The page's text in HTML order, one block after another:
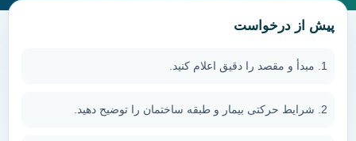
پیش از درخواست
مبدأ و مقصد را دقیق اعلام کنید.
شرایط حرکتی بیمار و طبقه ساختمان را توضیح دهید.